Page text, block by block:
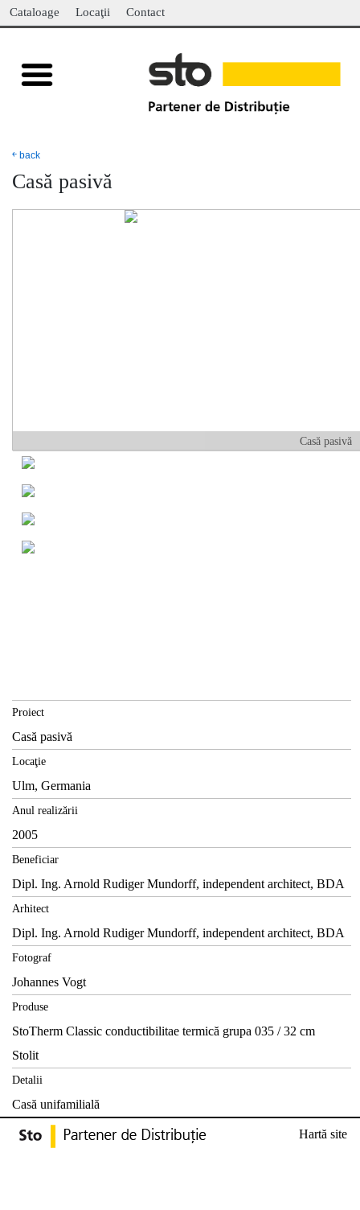
Cataloage Locaţii Contact
￩ back
Casă pasivă
Casă pasivă
Proiect
Casă pasivă
Locaţie
Ulm, Germania
Anul realizării
2005
Beneficiar
Dipl. Ing. Arnold Rudiger Mundorff, independent architect, BDA
Arhitect
Dipl. Ing. Arnold Rudiger Mundorff, independent architect, BDA
Fotograf
Johannes Vogt
Produse
StoTherm Classic conductibilitae termică grupa 035 / 32 cm
Stolit
Detalii
Casă unifamilială
Hartă site